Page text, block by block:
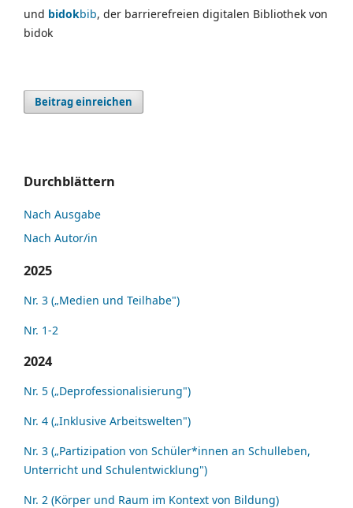
und bidokbib, der barrierefreien digitalen Bibliothek von
bidok
Beitrag einreichen
Durchblättern
Nach Ausgabe
Nach Autor/in
2025
Nr. 3 („Medien und Teilhabe")
Nr. 1-2
2024
Nr. 5 („Deprofessionalisierung")
Nr. 4 („Inklusive Arbeitswelten")
Nr. 3 („Partizipation von Schüler*innen an Schulleben,
Unterricht und Schulentwicklung")
Nr. 2 (Körper und Raum im Kontext von Bildung)